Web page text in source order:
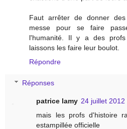
Faut arrêter de donner
messe pour se faire
l'humanité. Il y a des
laissons les faire leur boulot.
Répondre
Réponses
patrice lamy 24 juillet 2012
mais les profs d'histoire
estampillée officielle